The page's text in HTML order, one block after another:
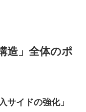
造」全体のポ
サイドの強化」